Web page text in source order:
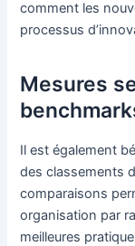
comment les
processus
Mesures
Il est également
des classements
comparaisons
organisation par
meilleures